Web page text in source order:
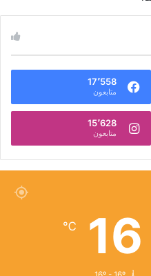
17٬558
متابعون
15٬628
متابعون
16
℃